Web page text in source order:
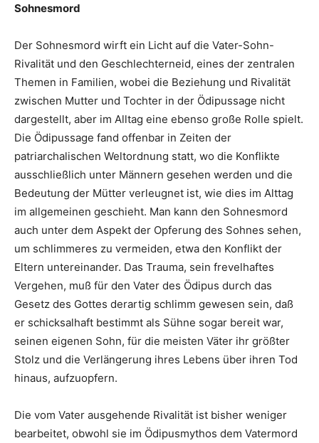
Sohnesmord
Der Sohnesmord wirft ein Licht auf die Vater-Sohn-
Rivalität und den Geschlechterneid, eines der zentralen
Themen in Familien, wobei die Beziehung und Rivalität
zwischen Mutter und Tochter in der Ödipussage nicht
dargestellt, aber im Alltag eine ebenso große Rolle spielt.
Die Ödipussage fand offenbar in Zeiten der
patriarchalischen Weltordnung statt, wo die Konflikte
ausschließlich unter Männern gesehen werden und die
Bedeutung der Mütter verleugnet ist, wie dies im Alttag
im allgemeinen geschieht. Man kann den Sohnesmord
auch unter dem Aspekt der Opferung des Sohnes sehen,
um schlimmeres zu vermeiden, etwa den Konflikt der
Eltern untereinander. Das Trauma, sein frevelhaftes
Vergehen, muß für den Vater des Ödipus durch das
Gesetz des Gottes derartig schlimm gewesen sein, daß
er schicksalhaft bestimmt als Sühne sogar bereit war,
seinen eigenen Sohn, für die meisten Väter ihr größter
Stolz und die Verlängerung ihres Lebens über ihren Tod
hinaus, aufzuopfern.
Die vom Vater ausgehende Rivalität ist bisher weniger
bearbeitet, obwohl sie im Ödipusmythos dem Vatermord